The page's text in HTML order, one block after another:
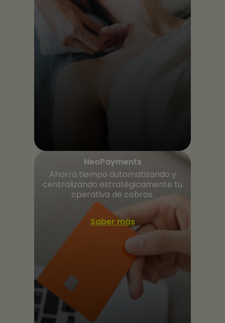
NeoPayments
Ahorra tiempo automatizando y
centralizando estratégicamente tu
operativa de cobros.
Saber más